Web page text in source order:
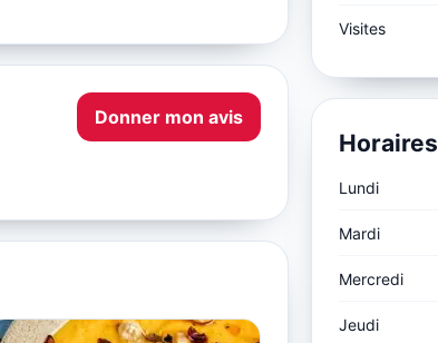
Donner mon avis
Visites
Horaires
Lundi
Mardi
Mercredi
Jeudi